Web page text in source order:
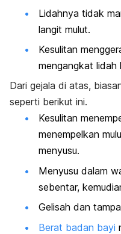
Lidahnya tidak
langit mulut.
Kesulitan
mengangkat lidah
Dari gejala di atas,
seperti berikut ini.
Kesulitan
menempelkan
menyusu.
Menyusu dalam
sebentar,
Gelisah dan
Berat badan bayi